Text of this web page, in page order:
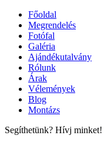
Főoldal
Megrendelés
Fotófal
Galéria
Ajándékutalvány
Rólunk
Árak
Vélemények
Blog
Montázs
Segíthetünk? Hívj minket!